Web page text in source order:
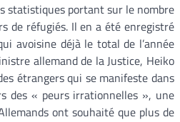
statistiques portant sur le nombre
de réfugiés. Il en a été enregistré
avoisine déjà le total de l’année
allemand de la Justice, Heiko
étrangers qui se manifeste dans
des « peurs irrationnelles », une
ont souhaité que plus de